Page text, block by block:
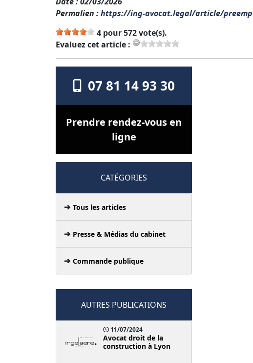
Permalien :https://ing-avocat.legal/article/
4 pour 572 vote(s).
Evaluez cet article :
07 81 14 93 30
Prendre rendez-vous en
ligne
CATÉGORIES
Tous les articles
Presse & Médias du cabinet
Commande publique
AUTRES PUBLICATIONS
11/07/2024
Avocat droit de la
construction à Lyon